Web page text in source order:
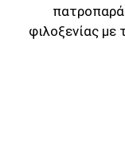
φιλοξενίας με